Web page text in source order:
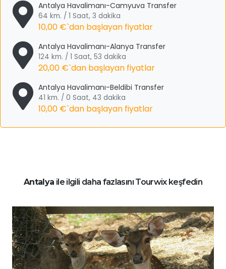
Antalya Havalimanı-Camyuva Transfer
64 km. / 1 Saat, 3 dakika
10,00 €`dan başlayan fiyatlar
Antalya Havalimanı-Alanya Transfer
124 km. / 1 Saat, 53 dakika
20,00 €`dan başlayan fiyatlar
Antalya Havalimanı-Beldibi Transfer
41 km. / 0 Saat, 43 dakika
10,00 €`dan başlayan fiyatlar
Antalya ile ilgili daha fazlasını Tourwix keşfedin